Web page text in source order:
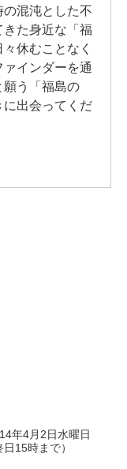
混沌とした不
た身近な「福
休むことなく
インダーを通
願う「福島の
出会ってくだ
年4月2日水曜日
15時まで）